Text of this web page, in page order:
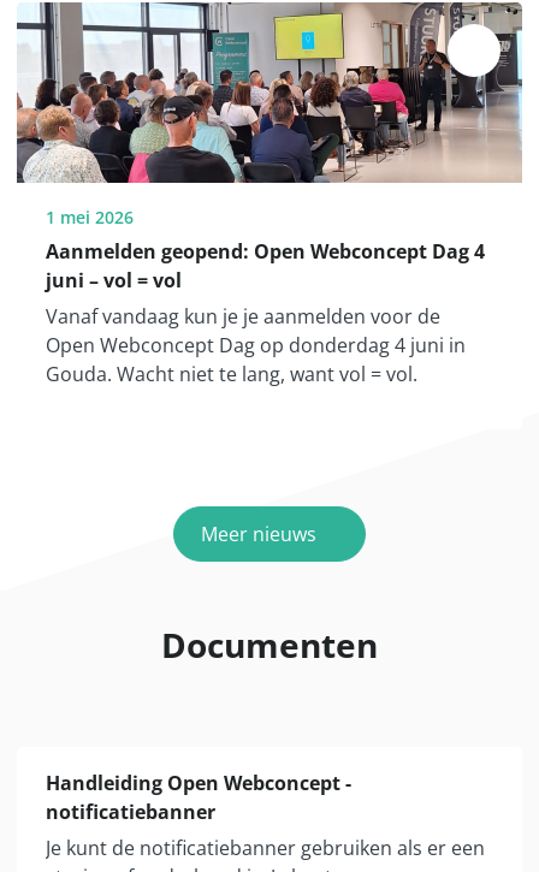
1 mei 2026
Aanmelden geopend: Open Webconcept Dag 4
juni – vol = vol
Vanaf vandaag kun je je aanmelden voor de
Open Webconcept Dag op donderdag 4 juni in
Gouda. Wacht niet te lang, want vol = vol.
Meer nieuws
Documenten
Handleiding Open Webconcept -
notificatiebanner
Je kunt de notificatiebanner gebruiken als er een